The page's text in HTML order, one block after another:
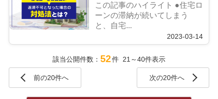
この記事のハイライト ●住宅ロ
ーンの滞納が続いてしまう
と、自宅...
2023-03-14
該当公開件数： 52件 21～40件表示
前の20件へ 次の20件へ